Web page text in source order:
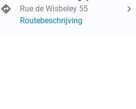
Rue de Wisbeley 55
Routebeschrijving